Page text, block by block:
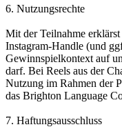
6. Nutzungsrechte
Mit der Teilnahme
Instagram-Handle (und
Gewinnspielkontext auf
darf. Bei Reels aus der
Nutzung im Rahmen der
das Brighton Language
7. Haftungsausschluss